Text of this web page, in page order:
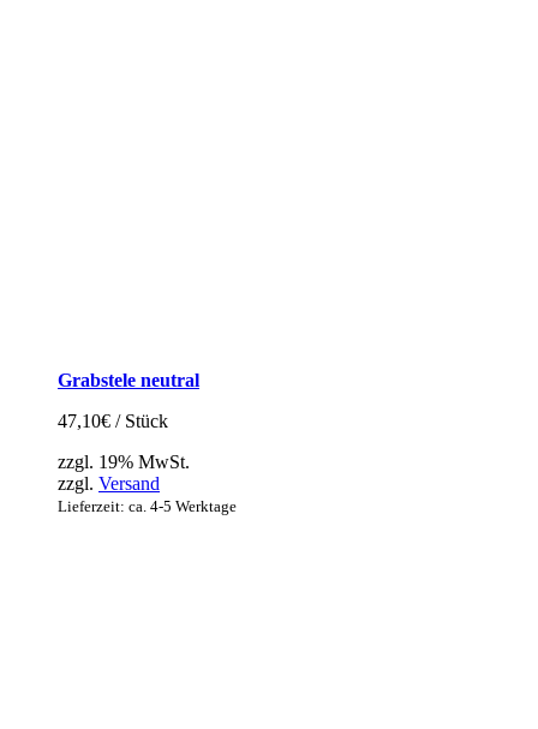
Grabstele neutral
47,10€ / Stück
zzgl. 19% MwSt.
zzgl. Versand
Lieferzeit: ca. 4-5 Werktage